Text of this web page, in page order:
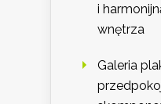
i
wnętrza
Galeria